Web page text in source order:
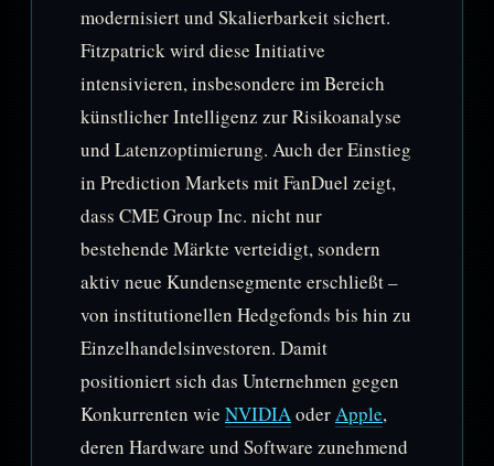
modernisiert und Skalierbarkeit sichert.
Fitzpatrick wird diese Initiative
intensivieren, insbesondere im Bereich
künstlicher Intelligenz zur Risikoanalyse
und Latenzoptimierung. Auch der Einstieg
in Prediction Markets mit FanDuel zeigt,
dass CME Group Inc. nicht nur
bestehende Märkte verteidigt, sondern
aktiv neue Kundensegmente erschließt –
von institutionellen Hedgefonds bis hin zu
Einzelhandelsinvestoren. Damit
positioniert sich das Unternehmen gegen
Konkurrenten wie NVIDIAoderApple,
deren Hardware und Software zunehmend